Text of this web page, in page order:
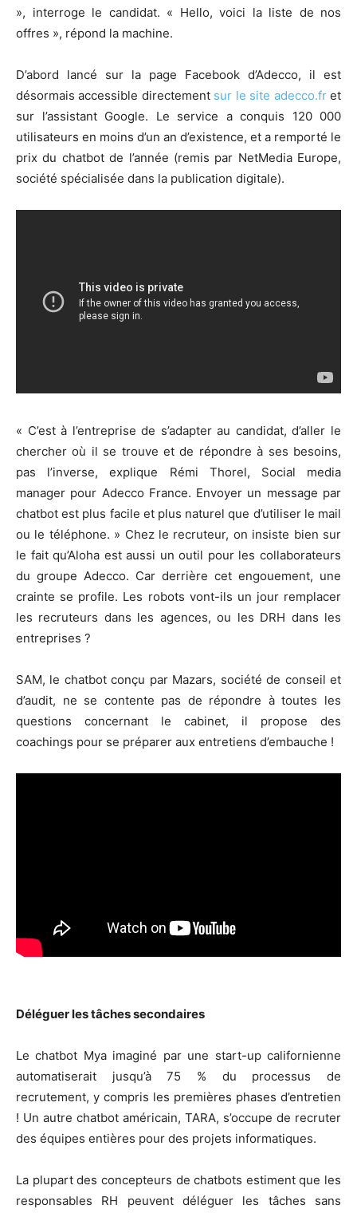
», interroge le candidat. « Hello, voici la liste de nos
offres », répond la machine.
D’abord lancé sur la page Facebook d’Adecco, il est
désormais accessible directement sur le site adecco.fret
sur l’assistant Google. Le service a conquis 120 000
utilisateurs en moins d’un an d’existence, et a remporté le
prix du chatbot de l’année (remis par NetMedia Europe,
société spécialisée dans la publication digitale).
« C’est à l’entreprise de s’adapter au candidat, d’aller le
chercher où il se trouve et de répondre à ses besoins,
pas l’inverse, explique Rémi Thorel, Social media
manager pour Adecco France. Envoyer un message par
chatbot est plus facile et plus naturel que d’utiliser le mail
ou le téléphone. » Chez le recruteur, on insiste bien sur
le fait qu’Aloha est aussi un outil pour les collaborateurs
du groupe Adecco. Car derrière cet engouement, une
crainte se profile. Les robots vont-ils un jour remplacer
les recruteurs dans les agences, ou les DRH dans les
entreprises ?
SAM, le chatbot conçu par Mazars, société de conseil et
d’audit, ne se contente pas de répondre à toutes les
questions concernant le cabinet, il propose des
coachings pour se préparer aux entretiens d’embauche !
Déléguer les tâches secondaires
Le chatbot Mya imaginé par une start-up californienne
automatiserait jusqu’à 75 % du processus de
recrutement, y compris les premières phases d’entretien
! Un autre chatbot américain, TARA, s’occupe de recruter
des équipes entières pour des projets informatiques.
La plupart des concepteurs de chatbots estiment que les
responsables RH peuvent déléguer les tâches sans